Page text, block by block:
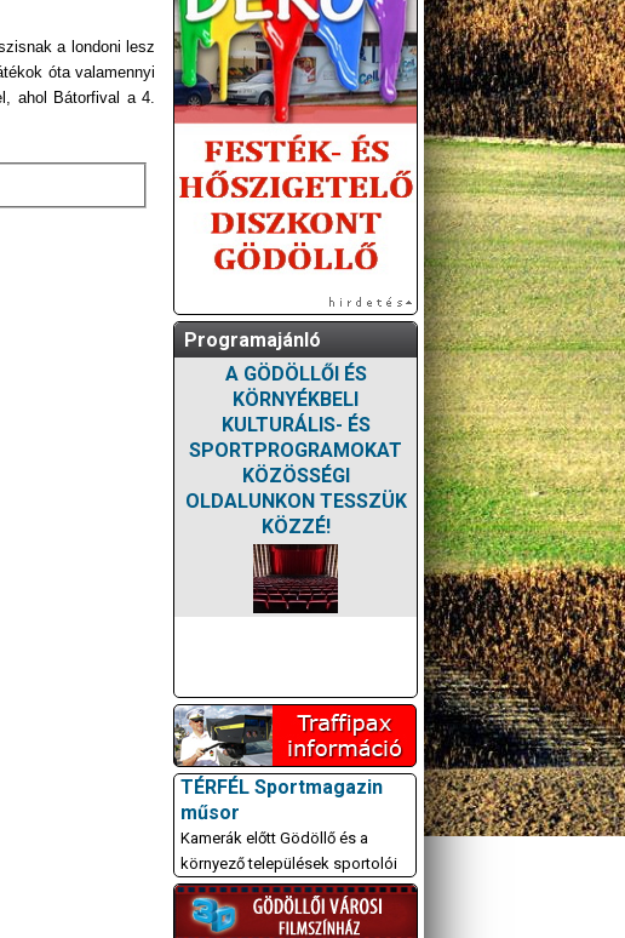
a londoni lesz
óta valamennyi
ahol Bátorfival a 4.
Programajánló
A GÖDÖLLŐI ÉS
KÖRNYÉKBELI
KULTURÁLIS- ÉS
SPORTPROGRAMOKAT
KÖZÖSSÉGI
OLDALUNKON TESSZÜK
KÖZZÉ!
TÉRFÉL Sportmagazin
műsor
Kamerák előtt Gödöllő és a
környező települések sportolói